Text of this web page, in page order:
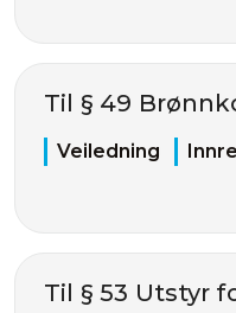
Til § 49
Veiledning
Til § 53 Utstyr